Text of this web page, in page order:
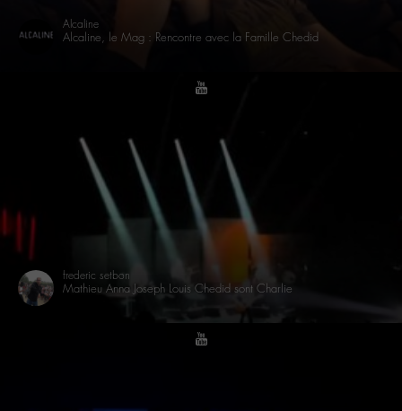
Alcaline
Alcaline, le Mag : Rencontre avec la Famille Chedid
frederic setbon
Mathieu Anna Joseph Louis Chedid sont Charlie
youtube
youtube